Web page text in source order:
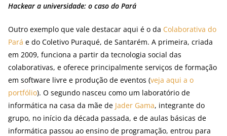
Hackear a universidade: o caso do Pará
Outro exemplo que vale destacar aqui é o da Colaborativa do
Pará e do Coletivo Puraqué, de Santarém. A primeira, criada
em 2009, funciona a partir da tecnologia social das
colaborativas, e oferece principalmente serviços de formação
em software livre e produção de eventos (veja aqui a o
portfólio). O segundo nasceu como um laboratório de
informática na casa da mãe de Jader Gama, integrante do
grupo, no início da década passada, e de aulas básicas de
informática passou ao ensino de programação, entrou para